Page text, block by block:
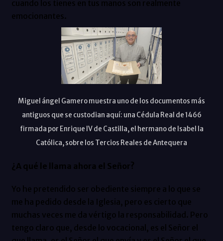
cuando los tienes en tus manos son realmente
emocionantes.
Miguel ángel Gamero muestra uno de los documentos más
antiguos que se custodian aquí: una Cédula Real de 1466
firmada por Enrique IV de Castilla, el hermano de Isabel la
Católica, sobre los Tercios Reales de Antequera
¿A qué le llama ahora el Señor?
Yo he pretendido ser obediente siempre a lo que se
me ha pedido desde la Iglesia, pero es cierto que
muchas veces me da vértigo la responsabilidad. Pero
tengo claro que, desde lo vocacional, es el Señor el